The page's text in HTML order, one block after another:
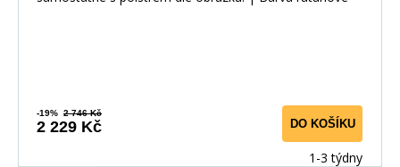
-19% 2 746 Kč
2 229 Kč DO KOŠÍKU
1-3 týdny